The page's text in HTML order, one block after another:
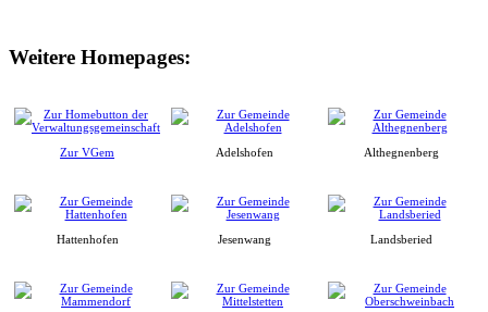
Weitere Homepages:
Zur VGem Adelshofen Althegnenberg
Hattenhofen Jesenwang Landsberied